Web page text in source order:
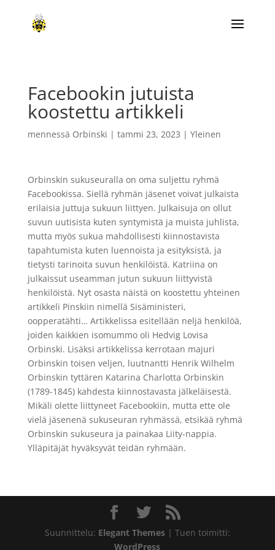
Facebookin jutuista
koostettu artikkeli
mennessä Orbinski | tammi 23, 2023 | Yleinen
Orbinskin sukuseuralla on oma suljettu ryhmä
Facebookissa. Siellä ryhmän jäsenet voivat julkaista
erilaisia juttuja sukuun liittyen. Julkaisuja on ollut
suvun uutisista kuten syntymistä ja muista juhlista,
mutta myös sukua mahdollisesti kiinnostavista
tapahtumista kuten luennoista ja esityksistä, ja
tietysti tarinoita suvun henkilöistä. Katriina on
julkaissut useamman jutun sukuun liittyvistä
henkilöistä. Nyt osasta näistä on koostettu yhteinen
artikkeli Pinskiin nimellä Sisäministeri,
oopperatähti… Artikkelissa esitellään neljä henkilöä,
joiden kaikkien isomummo oli Hedvig Lovisa
Orbinski. Lisäksi artikkelissa kerrotaan majuri
Orbinskin toisen veljen, luutnantti Henrik Wilhelm
Orbinskin tyttären Katarina Charlotta Orbinskin
(1789-1845) kahdesta kiinnostavasta jälkeläisestä.
Mikäli olette liittyneet Facebookiin, mutta ette ole
vielä jäsenenä sukuseuran ryhmässä, etsikää ryhmä
Orbinskin sukuseura ja painakaa Liity-nappia.
Ylläpitäjät hyväksyvät teidän ryhmään.
Suunnittelu: Elegant Themes| Tuen toimitti:
WordPress